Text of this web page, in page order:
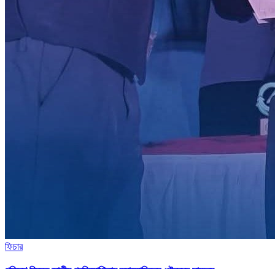
ফিচার